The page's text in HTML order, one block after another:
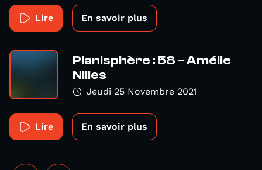
Lire En savoir plus
Planisphère : 58 – Amélie
Nilles
Jeudi 25 Novembre 2021
Lire En savoir plus